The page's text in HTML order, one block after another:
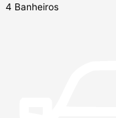
4 Banheiros